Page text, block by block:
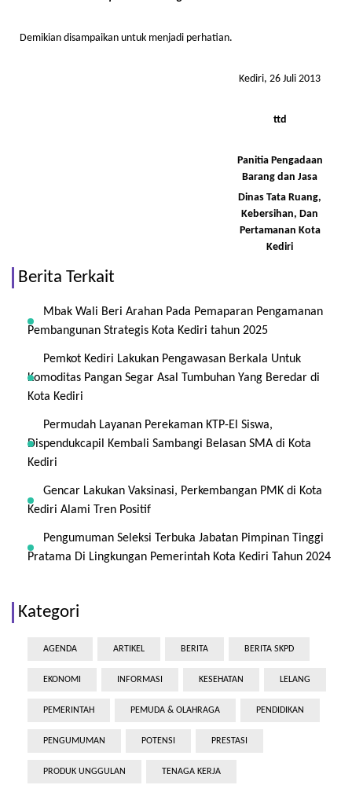
Demikian disampaikan untuk menjadi perhatian.
Kediri, 26 Juli 2013
ttd
Panitia Pengadaan
Barangdan Jasa
Dinas Tata Ruang,
Kebersihan, Dan
Pertamanan Kota
Kediri
Berita Terkait
Mbak Wali Beri Arahan Pada Pemaparan Pengamanan
Pembangunan Strategis Kota Kediri tahun 2025
Pemkot Kediri Lakukan Pengawasan Berkala Untuk
Komoditas Pangan Segar Asal Tumbuhan Yang Beredar di
Kota Kediri
Permudah Layanan Perekaman KTP-El Siswa,
Dispendukcapil Kembali Sambangi Belasan SMA di Kota
Kediri
Gencar Lakukan Vaksinasi, Perkembangan PMK di Kota
Kediri Alami Tren Positif
Pengumuman Seleksi Terbuka Jabatan Pimpinan Tinggi
Pratama Di Lingkungan Pemerintah Kota Kediri Tahun 2024
Kategori
AGENDA ARTIKEL BERITA BERITA SKPD
EKONOMI INFORMASI KESEHATAN LELANG
PEMERINTAH PEMUDA & OLAHRAGA PENDIDIKAN
PENGUMUMAN POTENSI PRESTASI
PRODUK UNGGULAN TENAGA KERJA